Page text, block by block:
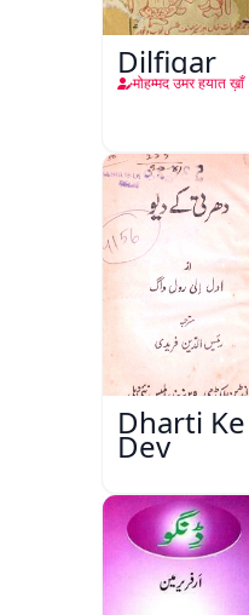
Dilfigar
मोहम्मद उमर हयात ख़ाँ
Dharti Ke
Dev